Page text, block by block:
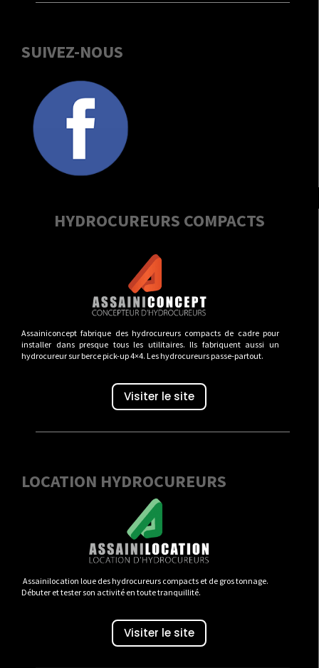
SUIVEZ-NOUS
HYDROCUREURS COMPACTS
Assainiconcept fabrique des hydrocureurs compacts de cadre pour
installer dans presque tous les utilitaires. Ils fabriquent aussi un
hydrocureur sur berce pick-up 4×4. Les hydrocureurs passe-partout.
Visiter le site
LOCATION HYDROCUREURS
Assainilocation loue des hydrocureurs compacts et de gros tonnage.
Débuter et tester son activité en toute tranquillité.
Visiter le site